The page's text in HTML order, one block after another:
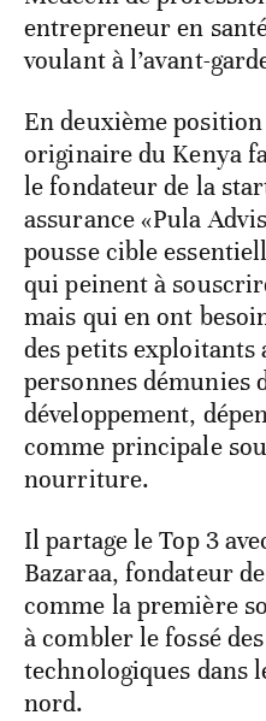
entrepreneur en
voulant à l’avant-
En deuxième
originaire du Kenya
le fondateur de la
assurance «Pula
pousse cible
qui peinent à
mais qui en ont
des petits exploitants
personnes démunies
développement,
comme principale
nourriture.
Il partage le Top 3
Bazaraa, fondateur
comme la première
à combler le fossé
technologiques dans
nord.